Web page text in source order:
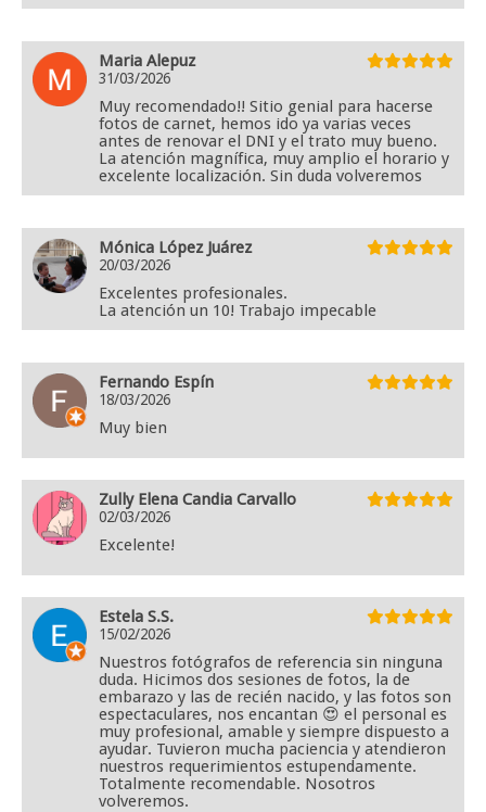
Maria Alepuz
31/03/2026
Muy recomendado!! Sitio genial para hacerse
fotos de carnet, hemos ido ya varias veces
antes de renovar el DNI y el trato muy bueno.
La atención magnífica, muy amplio el horario y
excelente localización. Sin duda volveremos
Mónica López Juárez
20/03/2026
Excelentes profesionales.
La atención un 10! Trabajo impecable
Fernando Espín
18/03/2026
Muy bien
Zully Elena Candia Carvallo
02/03/2026
Excelente!
Estela S.S.
15/02/2026
Nuestros fotógrafos de referencia sin ninguna
duda. Hicimos dos sesiones de fotos, la de
embarazo y las de recién nacido, y las fotos son
espectaculares, nos encantan 😍 el personal es
muy profesional, amable y siempre dispuesto a
ayudar. Tuvieron mucha paciencia y atendieron
nuestros requerimientos estupendamente.
Totalmente recomendable. Nosotros
volveremos.